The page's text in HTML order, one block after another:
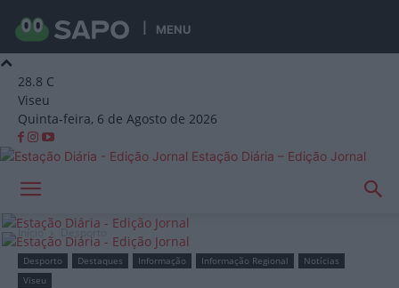
MENU
28.8 C
Viseu
Quinta-feira, 6 de Agosto de 2026
Estação Diária – Edição Jornal
Início Desporto
Desporto Destaques Informação Informação Regional
Notícias
Viseu